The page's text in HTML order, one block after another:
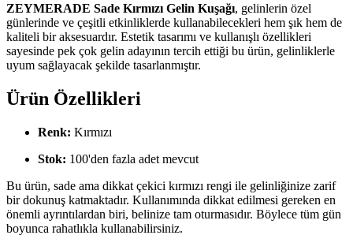
ZEYMERADE Sade Kırmızı Gelin Kuşağı, gelinlerin özel
günlerinde ve çeşitli etkinliklerde kullanabilecekleri hem şık hem de
kaliteli bir aksesuardır. Estetik tasarımı ve kullanışlı özellikleri
sayesinde pek çok gelin adayının tercih ettiği bu ürün, gelinliklerle
uyum sağlayacak şekilde tasarlanmıştır.
Ürün Özellikleri
Renk: Kırmızı
Stok: 100'den fazla adet mevcut
Bu ürün, sade ama dikkat çekici kırmızı rengi ile gelinliğinize zarif
bir dokunuş katmaktadır. Kullanımında dikkat edilmesi gereken en
önemli ayrıntılardan biri, belinize tam oturmasıdır. Böylece tüm gün
boyunca rahatlıkla kullanabilirsiniz.